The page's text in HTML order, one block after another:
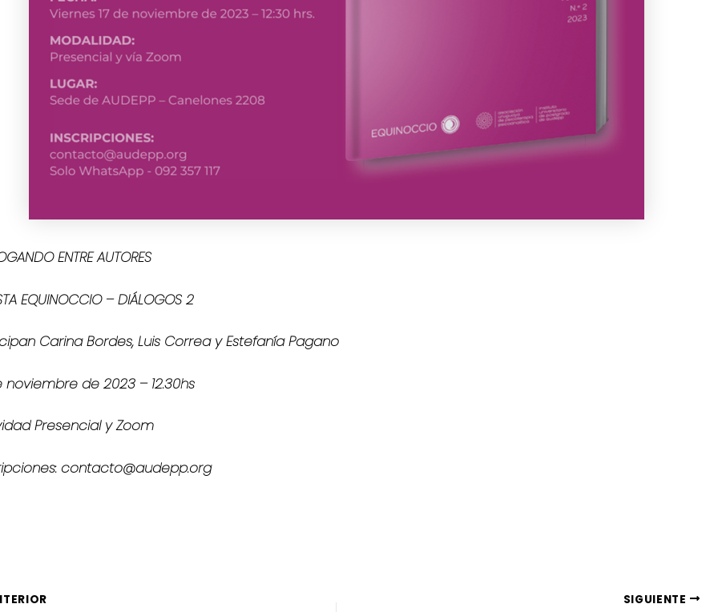
ENTRE AUTORES
EQUINOCCIO – DIÁLOGOS 2
Carina Bordes, Luis Correa y Estefanía Pagano
noviembre de 2023 – 12.30hs
Presencial y Zoom
contacto@audepp.org
SIGUIENTE